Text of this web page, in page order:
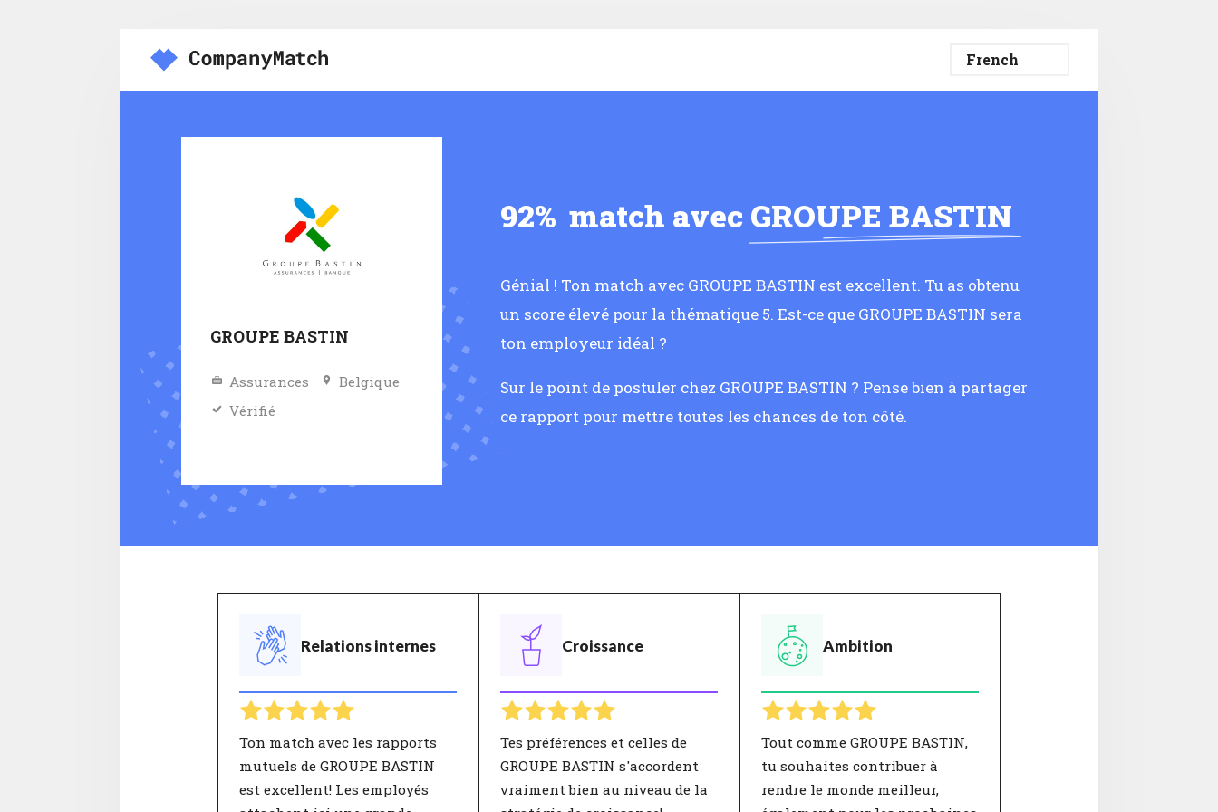
GROUPE BASTIN
Assurances
Belgique
Vérifié
92% match avec GROUPE BASTIN
Génial ! Ton match avec GROUPE BASTIN est excellent. Tu as obtenu
un score élevé pour la thématique 5. Est-ce que GROUPE BASTIN sera
ton employeur idéal ?
Sur le point de postuler chez GROUPE BASTIN ? Pense bien à partager
ce rapport pour mettre toutes les chances de ton côté.
Relations internes
Ton match avec les rapports
mutuels de GROUPE BASTIN
est excellent! Les employés
Croissance
Tes préférences et celles de
GROUPE BASTIN s'accordent
vraiment bien au niveau de la
Ambition
Tout comme GROUPE BASTIN,
tu souhaites contribuer à
rendre le monde meilleur,